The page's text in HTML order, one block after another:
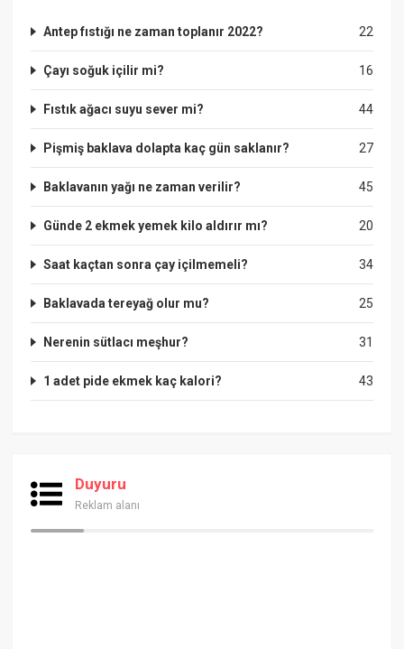
22
Antep fıstığı ne zaman toplanır 2022?
16
Çayı soğuk içilir mi?
44
Fıstık ağacı suyu sever mi?
27
Pişmiş baklava dolapta kaç gün saklanır?
45
Baklavanın yağı ne zaman verilir?
20
Günde 2 ekmek yemek kilo aldırır mı?
34
Saat kaçtan sonra çay içilmemeli?
25
Baklavada tereyağ olur mu?
31
Nerenin sütlacı meşhur?
43
1 adet pide ekmek kaç kalori?
Duyuru
Reklam alanı